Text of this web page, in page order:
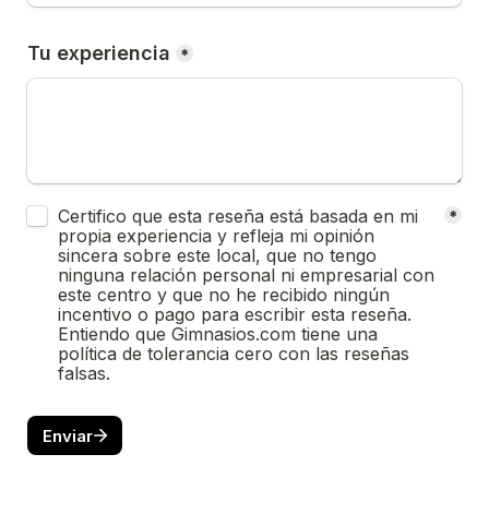
Tu experiencia *
Untitled checkboxes field
Certifico que esta reseña está basada en mi
propia experiencia y refleja mi opinión
sincera sobre este local, que no tengo
ninguna relación personal ni empresarial con
este centro y que no he recibido ningún
incentivo o pago para escribir esta reseña.
Entiendo que Gimnasios.com tiene una
política de tolerancia cero con las reseñas
falsas.
*
Enviar